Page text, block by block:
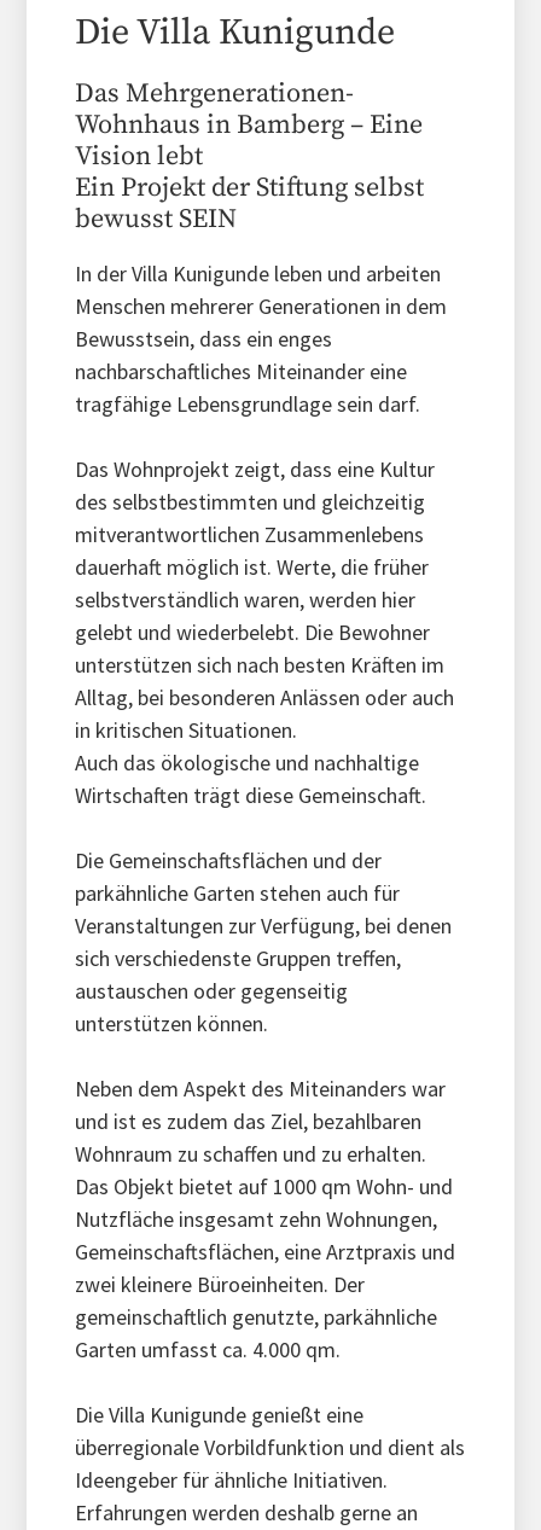
Die Villa Kunigunde
Das Mehrgenerationen-
Wohnhaus in Bamberg – Eine
Vision lebt
Ein Projekt der Stiftung selbst
bewusst SEIN
In der Villa Kunigunde leben und arbeiten
Menschen mehrerer Generationen in dem
Bewusstsein, dass ein enges
nachbarschaftliches Miteinander eine
tragfähige Lebensgrundlage sein darf.
Das Wohnprojekt zeigt, dass eine Kultur
des selbstbestimmten und gleichzeitig
mitverantwortlichen Zusammenlebens
dauerhaft möglich ist. Werte, die früher
selbstverständlich waren, werden hier
gelebt und wiederbelebt. Die Bewohner
unterstützen sich nach besten Kräften im
Alltag, bei besonderen Anlässen oder auch
in kritischen Situationen.
Auch das ökologische und nachhaltige
Wirtschaften trägt diese Gemeinschaft.
Die Gemeinschaftsflächen und der
parkähnliche Garten stehen auch für
Veranstaltungen zur Verfügung, bei denen
sich verschiedenste Gruppen treffen,
austauschen oder gegenseitig
unterstützen können.
Neben dem Aspekt des Miteinanders war
und ist es zudem das Ziel, bezahlbaren
Wohnraum zu schaffen und zu erhalten.
Das Objekt bietet auf 1000 qm Wohn- und
Nutzfläche insgesamt zehn Wohnungen,
Gemeinschaftsflächen, eine Arztpraxis und
zwei kleinere Büroeinheiten. Der
gemeinschaftlich genutzte, parkähnliche
Garten umfasst ca. 4.000 qm.
Die Villa Kunigunde genießt eine
überregionale Vorbildfunktion und dient als
Ideengeber für ähnliche Initiativen.
Erfahrungen werden deshalb gerne an